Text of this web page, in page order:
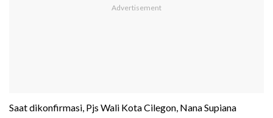
Saat dikonfirmasi, Pjs Wali Kota Cilegon, Nana Supiana